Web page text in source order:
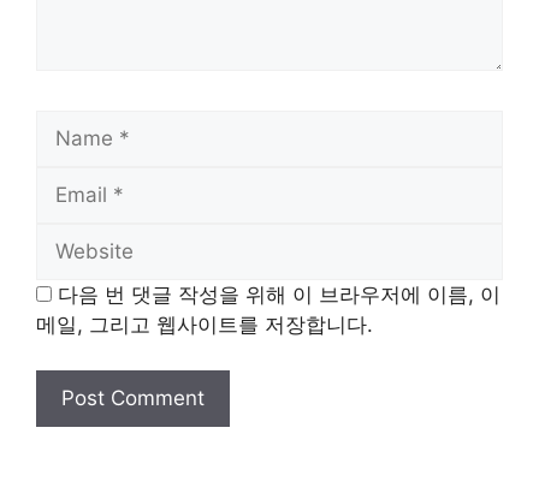
다음 번 댓글 작성을 위해 이 브라우저에 이름, 이
메일, 그리고 웹사이트를 저장합니다.